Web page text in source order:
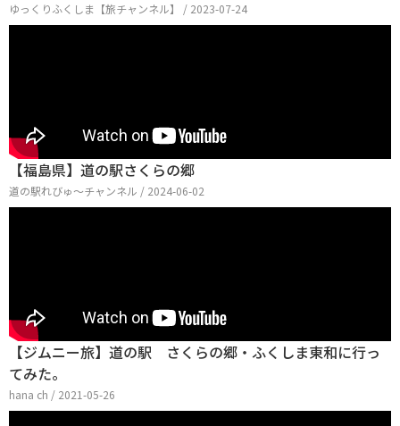
ゆっくりふくしま【旅チャンネル】 / 2023-07-24
【福島県】道の駅さくらの郷
道の駅れびゅ〜チャンネル / 2024-06-02
【ジムニー旅】道の駅 さくらの郷・ふくしま東和に行っ
てみた。
hana ch / 2021-05-26